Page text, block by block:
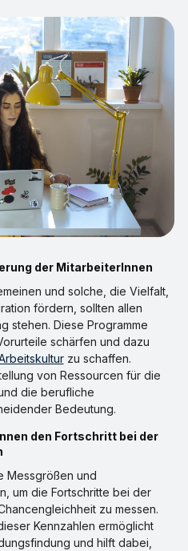
der MitarbeiterInnen
und solche, die Vielfalt,
fördern, sollten allen
stehen. Diese Programme
schärfen und dazu
zu schaffen.
von Ressourcen für die
die berufliche
Bedeutung.
Messgrößen und
um die Fortschritte bei der
zu messen.
Kennzahlen ermöglicht
und hilft dabei,